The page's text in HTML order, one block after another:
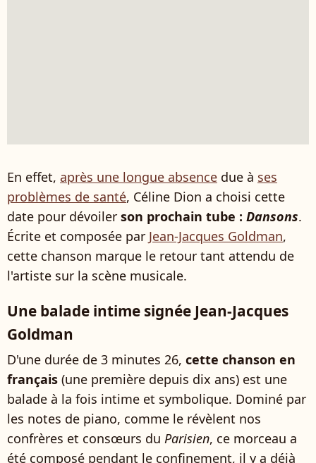
En effet, après une longue absence due à ses
problèmes de santé, Céline Dion a choisi cette
date pour dévoiler son prochain tube : Dansons.
Écrite et composée par Jean-Jacques Goldman,
cette chanson marque le retour tant attendu de
l'artiste sur la scène musicale.
Une balade intime signée Jean-Jacques
Goldman
D'une durée de 3 minutes 26, cette chanson en
français (une première depuis dix ans) est une
balade à la fois intime et symbolique. Dominé par
les notes de piano, comme le révèlent nos
confrères et consœurs du Parisien, ce morceau a
été composé pendant le confinement, il y a déjà